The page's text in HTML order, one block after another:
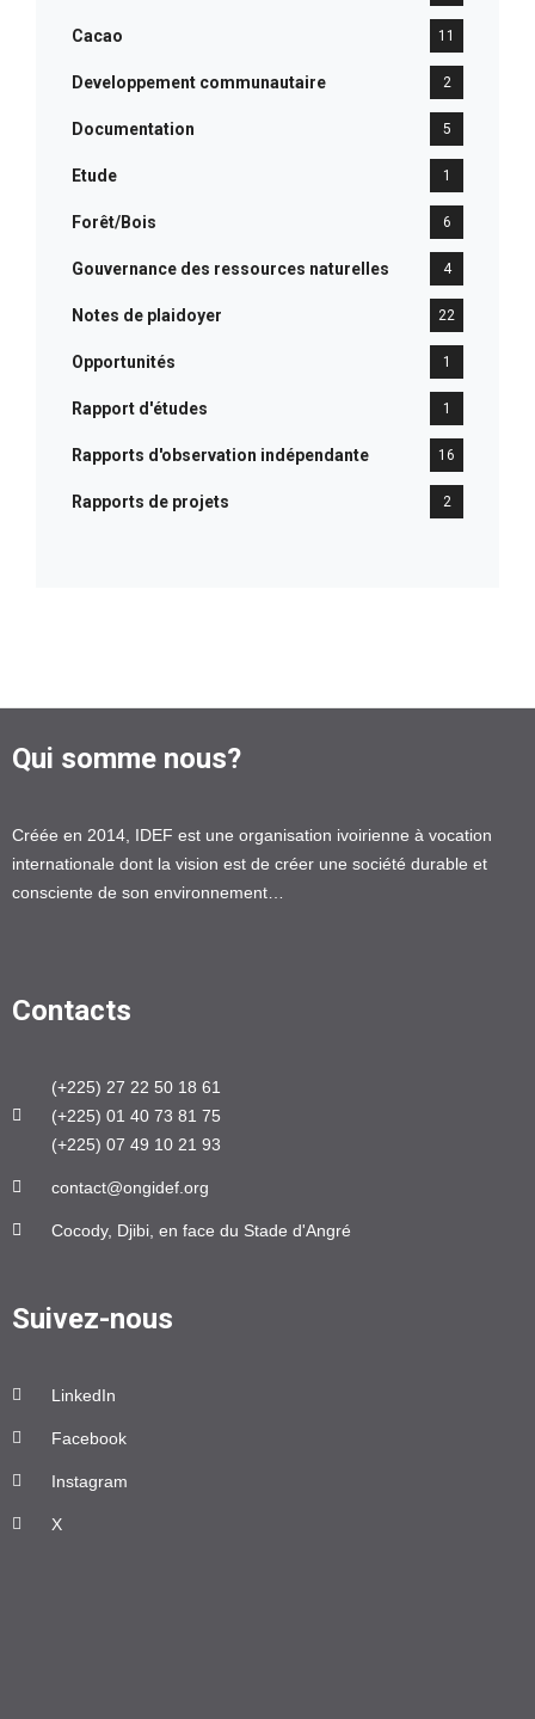
Cacao 11
Developpement communautaire 2
Documentation 5
Etude 1
Forêt/Bois 6
Gouvernance des ressources naturelles 4
Notes de plaidoyer 22
Opportunités 1
Rapport d'études 1
Rapports d'observation indépendante 16
Rapports de projets 2
Qui somme nous?
Créée en 2014, IDEF est une organisation ivoirienne à vocation
internationale dont la vision est de créer une société durable et
consciente de son environnement…
Contacts
(+225) 27 22 50 18 61
(+225) 01 40 73 81 75
(+225) 07 49 10 21 93
contact@ongidef.org
Cocody, Djibi, en face du Stade d'Angré
Suivez-nous
LinkedIn
Facebook
Instagram
X